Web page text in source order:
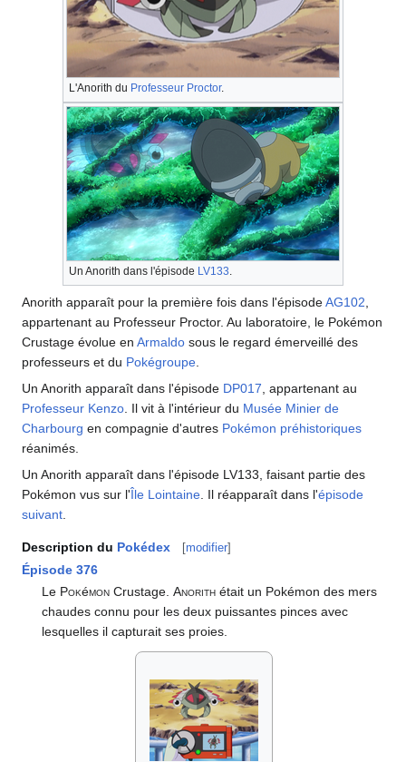
L'Anorith du Professeur Proctor.
Un Anorith dans l'épisode LV133
Anorith apparaît pour la première fois dans l'épisodeAG102
appartenant au Professeur Proctor. Au laboratoire, le Pokémon
Crustage évolue en Armaldo sous le regard émerveillé des
professeurs et du Pokégroupe
Un Anorith apparaît dans l'épisode DP017 , appartenant au
Professeur Kenzo . Il vit à l'intérieur du Musée Minier de
Charbourg en compagnie d'autres Pokémon préhistoriques
réanimés.
Un Anorith apparaît dans l'épisode LV133, faisant partie des
Pokémon vus sur l'Île Lointaine . Il réapparaît dans l'épisode
suivant
Description du Pokédex [modifier]
Épisode 376
Le Pokémon Crustage.Anorith était un Pokémon des mers
chaudes connu pour les deux puissantes pinces avec
lesquelles il capturait ses proies.